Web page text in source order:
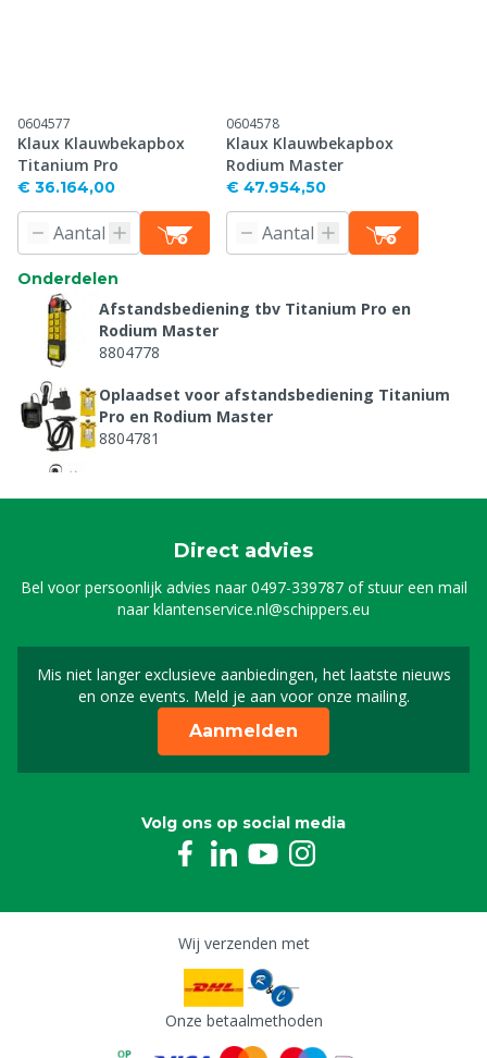
0604577
Klaux Klauwbekapbox
Titanium Pro
€ 36.164,00
0604578
Klaux Klauwbekapbox
Rodium Master
€ 47.954,50
Onderdelen
Afstandsbediening tbv Titanium Pro en
Rodium Master
8804778
Oplaadset voor afstandsbediening Titanium
Pro en Rodium Master
8804781
Titanium Pro en Rodium Master
Beschermhoesje tbv afstandsbediening Titanium
Pro en Rodium Master
8804783
Pro en Rodium Master
8804784
Direct advies
Bel voor persoonlijk advies naar0497-339787of stuur een mail
naarklantenservice.nl@schippers.eu
Mis niet langer exclusieve aanbiedingen, het laatste nieuws
en onze events. Meld je aan voor onze mailing.
Schrijf je in voor onze
Aanmelden
Volg ons op social media
Wij verzenden met
Onze betaalmethoden